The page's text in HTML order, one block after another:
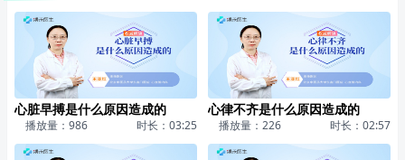
心脏早搏是什么原因造成的
播放量：986 时长：03:25
心律不齐是什么原因造成的
播放量：226 时长：02:57